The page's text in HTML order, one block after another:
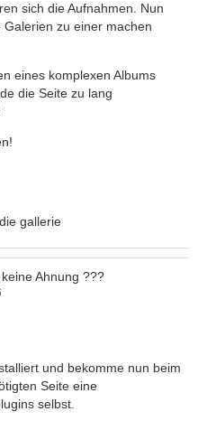
sich die Aufnahmen. Nun
zu einer machen
eines komplexen Albums
die Seite zu lang
gallerie
Ahnung ???
und bekomme nun beim
Seite eine
selbst.